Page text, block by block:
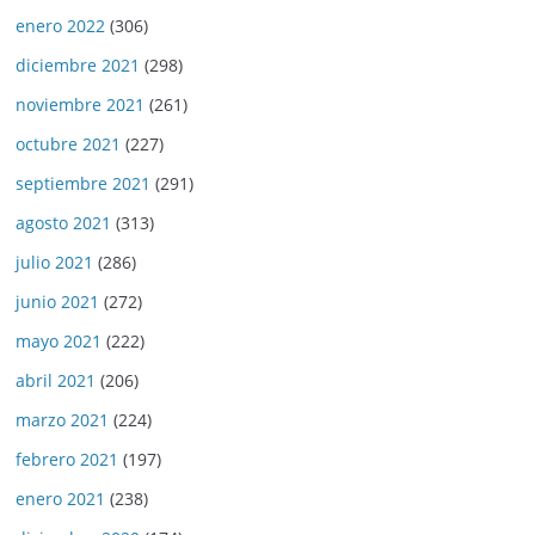
enero 2022 (306)
diciembre 2021 (298)
noviembre 2021 (261)
octubre 2021 (227)
septiembre 2021 (291)
agosto 2021 (313)
julio 2021 (286)
junio 2021 (272)
mayo 2021 (222)
abril 2021 (206)
marzo 2021 (224)
febrero 2021 (197)
enero 2021 (238)